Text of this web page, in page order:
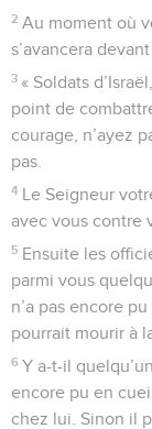
2 Au moment où
s’avancera
3 « Soldats
point de
courage, n’ayez
pas.
4 Le Seigneur
avec vous contre
5 Ensuite les
parmi vous
n’a pas encore
pourrait mourir à
6 Y a-t-il
encore pu en
chez lui. Sinon il